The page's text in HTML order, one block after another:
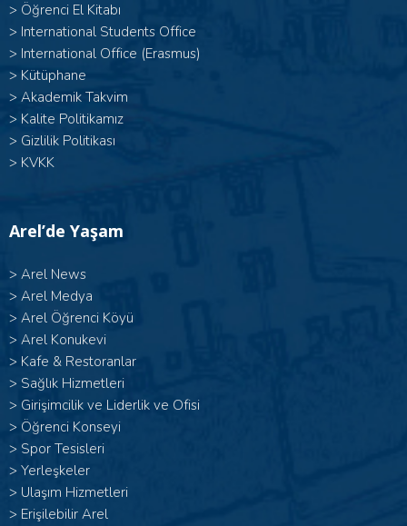
> Öğrenci El Kitabı
> International Students Office
> International Office (Erasmus)
> Kütüphane
> Akademik Takvim
> Kalite Politikamız
> Gizlilik Politikası
> KVKK
Arel’de Yaşam
> Arel News
> Arel Medya
> Arel Öğrenci Köyü
> Arel Konukevi
> Kafe & Restoranlar
> Sağlık Hizmetleri
> Girişimcilik ve Liderlik ve Ofisi
> Öğrenci Konseyi
> Spor Tesisleri
> Yerleşkeler
> Ulaşım Hizmetleri
> Erişilebilir Arel